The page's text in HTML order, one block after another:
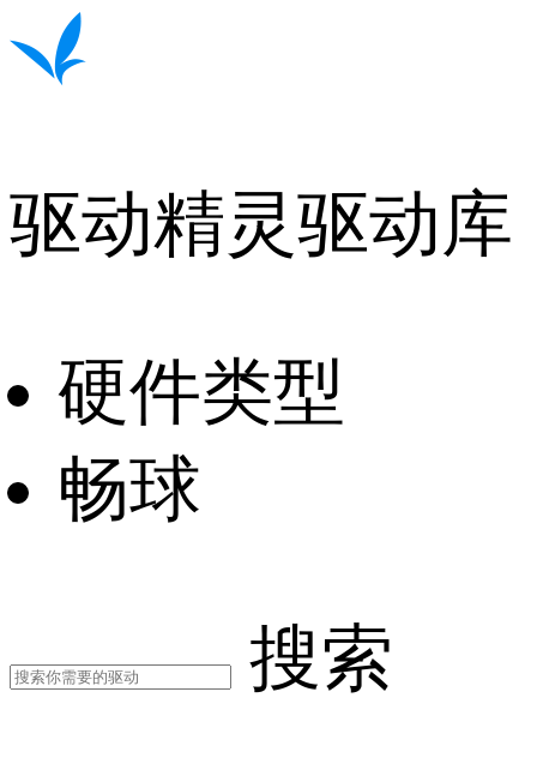
驱动精灵驱动库
硬件类型
畅球
搜索